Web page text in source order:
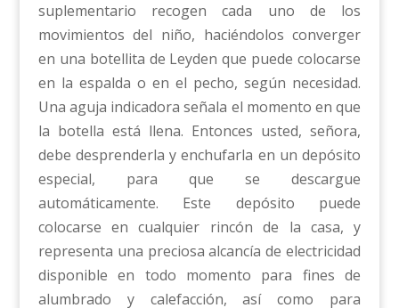
suplementario recogen cada uno de los
movimientos del niño, haciéndolos converger
en una botellita de Leyden que puede colocarse
en la espalda o en el pecho, según necesidad.
Una aguja indicadora señala el momento en que
la botella está llena. Entonces usted, señora,
debe desprenderla y enchufarla en un depósito
especial, para que se descargue
automáticamente. Este depósito puede
colocarse en cualquier rincón de la casa, y
representa una preciosa alcancía de electricidad
disponible en todo momento para fines de
alumbrado y calefacción, así como para